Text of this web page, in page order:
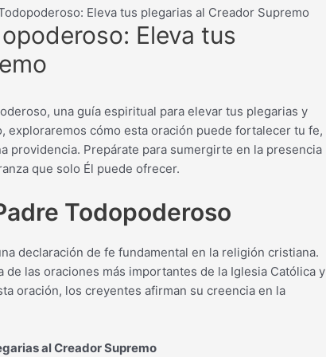
Eleva tus plegarias al Creador Supremo
Eleva tus
una guía espiritual para elevar tus plegarias y
exploraremos cómo esta oración puede fortalecer tu fe,
providencia. Prepárate para sumergirte en la presencia
que solo Él puede ofrecer.
Todopoderoso
declaración de fe fundamental en la religión cristiana.
las oraciones más importantes de la Iglesia Católica y
oración, los creyentes afirman su creencia en la
al Creador Supremo